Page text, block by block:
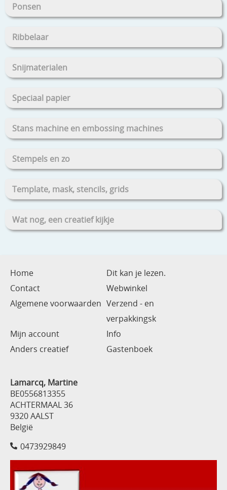
Ponsen
Ribbelaar
Snijmaterialen
Speciaal papier
Stans machine en embossing machines
Stempels en zo
Template, mask, stencils, grids
Wat nog, een creatief kijkje
Home
Dit kan je lezen.
Contact
Webwinkel
Algemene voorwaarden Verzend - en
verpakkingsk
Mijn account
Info
Anders creatief
Gastenboek
Lamarcq, Martine
BE0556813355
ACHTERMAAL 36
9320 AALST
België
0473929849